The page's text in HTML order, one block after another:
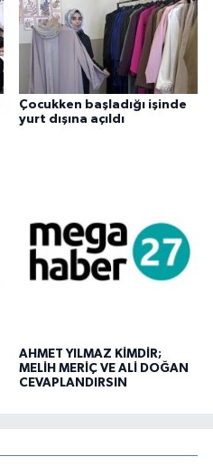
Çocukken başladığı işinde
yurt dışına açıldı
AHMET YILMAZ KİMDİR;
MELİH MERİÇ VE ALİ DOĞAN
CEVAPLANDIRSIN